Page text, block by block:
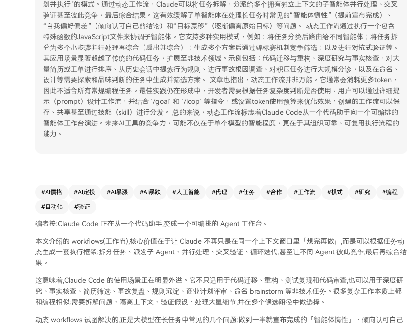
划并执行”的模式。通过动态工作流，Claude可以将任务拆解，分派给多个拥有独立上下文的子智能体并行处理、交叉
验证甚至彼此竞争，最后综合结果。这有效缓解了单智能体在处理长任务时常见的“智能体惰性”（提前宣布完成）、
“自我偏好偏差”（倾向认可自己的结论）和“目标漂移”（逐渐偏离原始目标）等问题。 动态工作流通过执行一个包含
特殊函数的JavaScript文件来协调子智能体。它支持多种实用模式，例如：将任务分类后路由给不同智能体；将任务拆
分为多个小步骤并行处理再综合（扇出并综合）；生成多个方案后通过锦标赛机制竞争筛选；以及进行对抗式验证等。
其应用场景显著超越了传统的代码任务，扩展至非技术领域。示例包括：代码迁移与重构、深度研究与事实核查、对大
量简历或工单进行排序、从历史会话中提炼行为规则、进行事故根因调查、对积压任务进行大规模分诊，以及在命名、
设计等需要探索和品味判断的任务中生成并筛选方案。 文章也指出，动态工作流并非万能。它通常会消耗更多token，
因此不适合所有常规编程任务。最佳实践仍在形成中，开发者需要根据任务复杂度判断是否使用。用户可以通过详细提
示（prompt）设计工作流，并结合 `/goal` 和 `/loop` 等指令，或设置token使用预算来优化效果。创建的工作流可以保
存、共享甚至通过技能（skill）进行分发。 总的来说，动态工作流标志着Claude Code从一个代码助手向一个可编排的
智能体工作台演进。未来AI工具的竞争力，可能不仅在于单个模型的智能程度，更在于其组织可靠、可复用执行流程的
能力。
#AI價格 #AI定投 #AI暴漲 #AI暴跌 #人工智能 #代理 #任务 #合作 #工作流 #模式 #研究 #编程
#自动化 #验证
编者按:Claude Code 正在从一个代码助手,变成一个可编排的 Agent 工作台。
本文介绍的 workflows(工作流),核心价值在于让 Claude 不再只是在同一个上下文窗口里「想完再做」,而是可以根据任务动
态生成一套执行框架:拆分任务、派发子 Agent、并行处理、交叉验证、循环迭代,甚至让不同 Agent 彼此竞争,最后再综合结
果。
这意味着,Claude Code 的使用场景正在明显外溢。它不只适用于代码迁移、重构、测试复现和代码审查,也可以用于深度研
究、事实核查、简历筛选、事故复盘、规则沉淀、商业计划评审、命名 brainstorm 等非技术任务。很多复杂工作本质上都
和编程相似:需要拆解问题、隔离上下文、验证假设、处理大量细节,并在多个候选路径中做选择。
动态 workflows 试图解决的,正是大模型在长任务中常见的几个问题:做到一半就宣布完成的「智能体惰性」、倾向认可自己